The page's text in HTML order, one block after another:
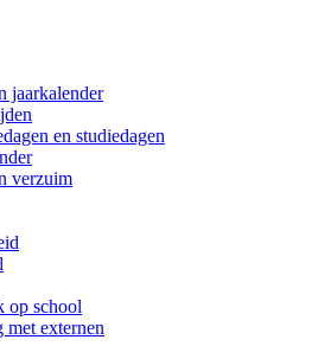
jaarkalender
en studiedagen
verzuim
op school
met externen